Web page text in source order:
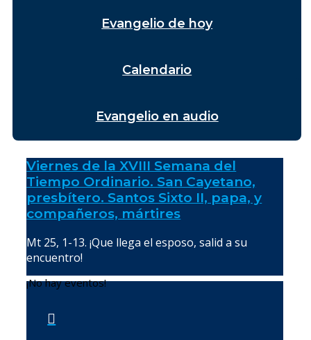
Evangelio de hoy
Calendario
Evangelio en audio
Viernes de la XVIII Semana del
Tiempo Ordinario. San Cayetano,
presbítero. Santos Sixto II, papa, y
compañeros, mártires
Mt 25, 1-13. ¡Que llega el esposo, salid a su
encuentro!
¡No hay eventos!
